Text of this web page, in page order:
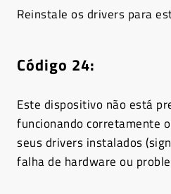
Reinstale os drivers para
Código 24:
Este dispositivo não está
funcionando corretamente
seus drivers instalados
falha de hardware ou